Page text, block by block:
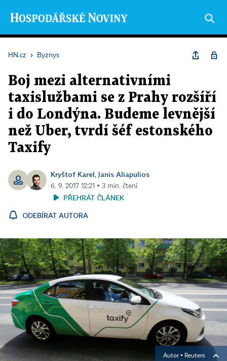
HN.cz › Byznys
Boj mezi alternativními
taxislužbami se z Prahy rozšíří
i do Londýna. Budeme levnější
než Uber, tvrdí šéf estonského
Taxify
Kryštof Karel, Janis Aliapulios
6. 9. 2017 12:21 ▪ 3 min. čtení
PŘEHRÁT ČLÁNEK
ODEBÍRAT AUTORA
Autor ▪ Reuters